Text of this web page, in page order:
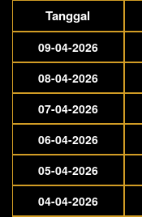
Tanggal
09-04-2026
08-04-2026
07-04-2026
06-04-2026
05-04-2026
04-04-2026